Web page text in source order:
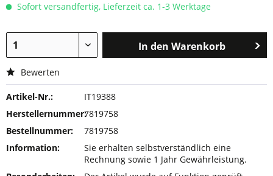
Sofort versandfertig, Lieferzeit ca. 1-3 Werktage
In den Warenkorb
Bewerten
Artikel-Nr.:
IT19388
Herstellernummer:7819758
Bestellnummer:
7819758
Information:
Sie erhalten selbstverständlich eine
Rechnung sowie 1 Jahr Gewährleistung.